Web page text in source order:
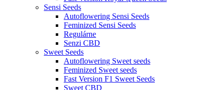
Sensi Seeds
Autoflowering Sensi Seeds
Feminized Sensi Seeds
Regulárne
Senzi CBD
Sweet Seeds
Autoflowering Sweet seeds
Feminized Sweet seeds
Fast Version F1 Sweet Seeds
Sweet CBD